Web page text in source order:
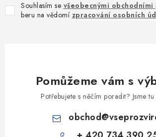
Souhlasím se všeobecnými
beru na vědomí zpracování osobních
Pomůžeme vám s
Potřebujete s něčím poradit? Jsme
obchod@